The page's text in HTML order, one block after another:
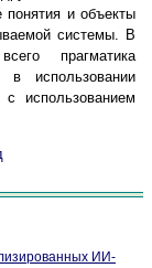
и объекты
системы. В
прагматика
в использовании
с использованием
ИИ-